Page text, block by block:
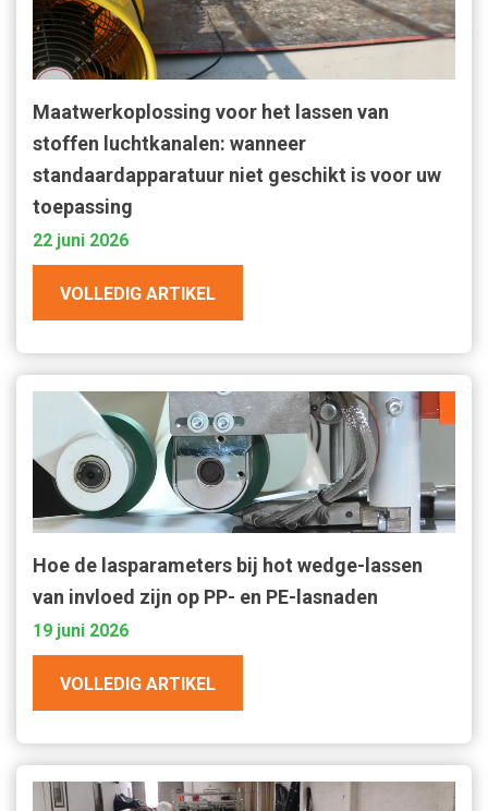
Maatwerkoplossing voor het lassen van
stoffen luchtkanalen: wanneer
standaardapparatuur niet geschikt is voor uw
toepassing
22 juni 2026
VOLLEDIG ARTIKEL
Hoe de lasparameters bij hot wedge-lassen
van invloed zijn op PP- en PE-lasnaden
19 juni 2026
VOLLEDIG ARTIKEL